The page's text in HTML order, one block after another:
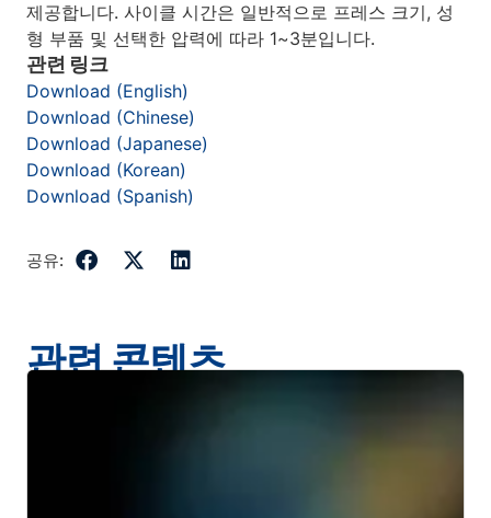
제공합니다. 사이클 시간은 일반적으로 프레스 크기, 성
형 부품 및 선택한 압력에 따라 1~3분입니다.
관련 링크
Download (English)
Download (Chinese)
Download (Japanese)
Download (Korean)
Download (Spanish)
공유:
관련 콘텐츠